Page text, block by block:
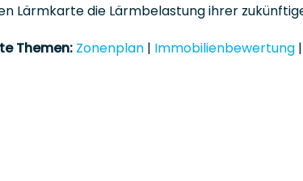
Lärmkarte die Lärmbelastung ihrer
Themen: Zonenplan | Immobilienbewertung |